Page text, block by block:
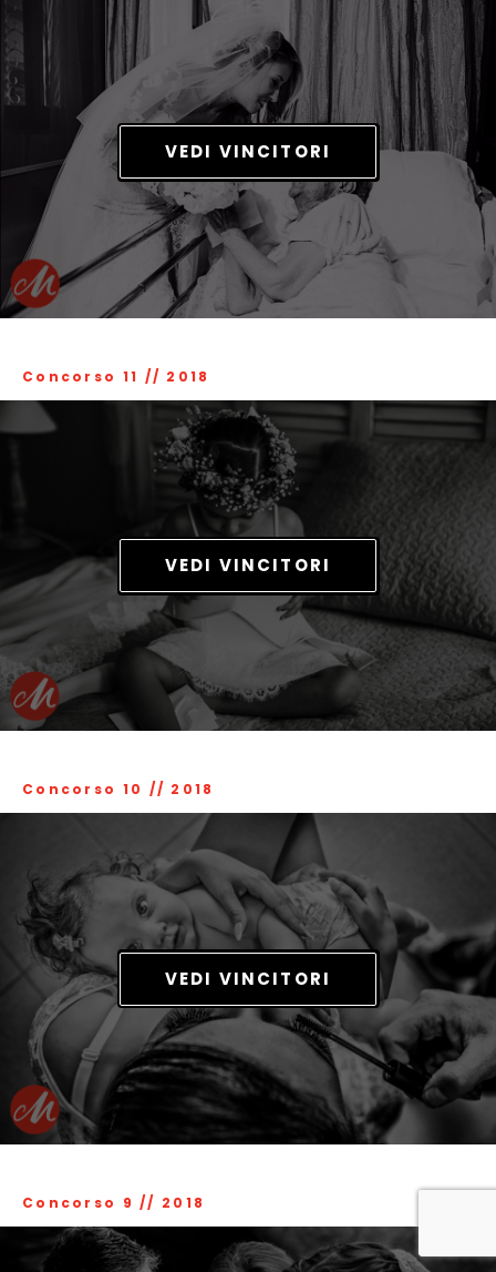
VEDI VINCITORI
Concorso 11 // 2018
VEDI VINCITORI
Concorso 10 // 2018
VEDI VINCITORI
Concorso 9 // 2018